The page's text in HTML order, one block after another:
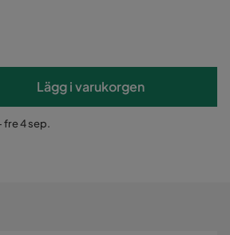
Lägg i varukorgen
fre 4 sep.